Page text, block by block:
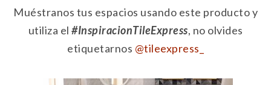
Muéstranos tus espacios usando este producto y
utiliza el #InspiracionTileExpress, no olvides
etiquetarnos @tileexpress_